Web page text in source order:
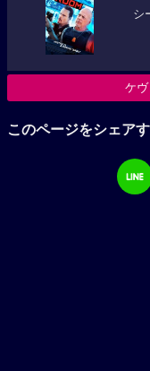
シ
ケ
このページをシェア